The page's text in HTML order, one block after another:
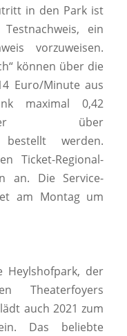
in den Park ist
ein
vorzuweisen.
können über die
Euro/Minute aus
maximal 0,42
über
werden.
Ticket-Regional-
an. Die Service-
am Montag um
Heylshofpark, der
Theaterfoyers
auch 2021 zum
Das beliebte